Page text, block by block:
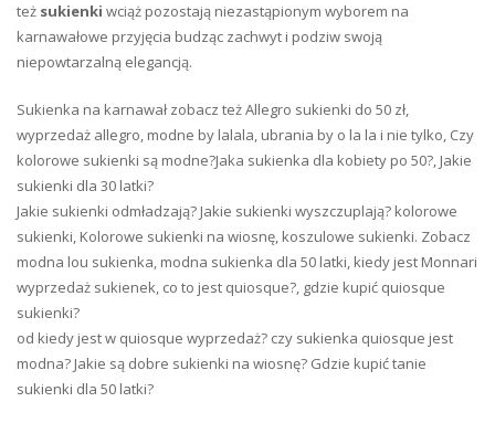
też sukienki wciąż pozostają niezastąpionym wyborem na
karnawałowe przyjęcia budząc zachwyt i podziw swoją
niepowtarzalną elegancją.
Sukienka na karnawał zobacz też Allegro sukienki do 50 zł,
wyprzedaż allegro, modne by lalala, ubrania by o la la i nie tylko, Czy
kolorowe sukienki są modne?Jaka sukienka dla kobiety po 50?, Jakie
sukienki dla 30 latki?
Jakie sukienki odmładzają? Jakie sukienki wyszczuplają? kolorowe
sukienki, Kolorowe sukienki na wiosnę, koszulowe sukienki. Zobacz
modna lou sukienka, modna sukienka dla 50 latki, kiedy jest Monnari
wyprzedaż sukienek, co to jest quiosque?, gdzie kupić quiosque
sukienki?
od kiedy jest w quiosque wyprzedaż? czy sukienka quiosque jest
modna? Jakie są dobre sukienki na wiosnę? Gdzie kupić tanie
sukienki dla 50 latki?